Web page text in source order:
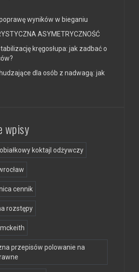
wyników w bieganiu
ASYMETRYCZNOŚĆ
kręgosłupa: jak zadbać o
dla osób z nadwagą: jak
wpisy
koktajl odżywczy
cennik
rozstępy
przepisów polowanie na